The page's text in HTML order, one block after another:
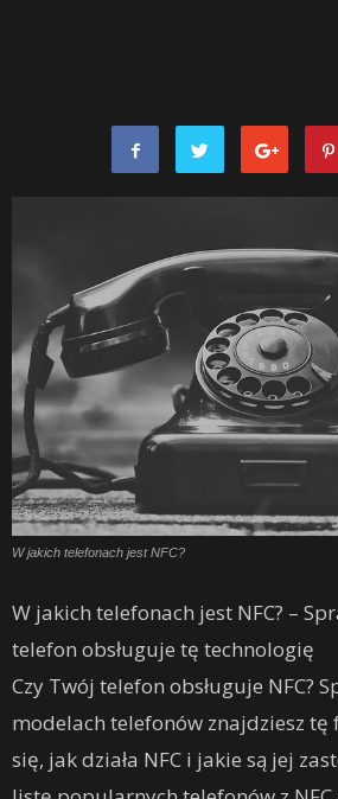
W jakich telefonach jest NFC?
W jakich telefonach jest NFC? –
telefon obsługuje tę technologię
Czy Twój telefon obsługuje NFC?
modelach telefonów znajdziesz tę
się, jak działa NFC i jakie są jej